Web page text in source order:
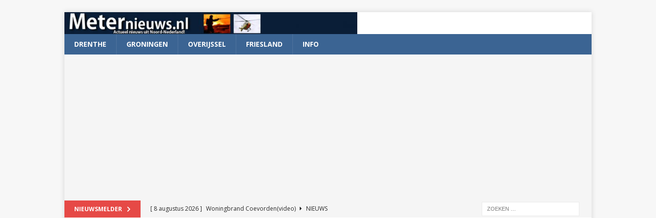
DRENTHE GRONINGEN OVERIJSSEL FRIESLAND INFO
NIEUWSMELDER [ 8 augustus 2026 ] Woningbrand Coevorden(video) NIEUWS